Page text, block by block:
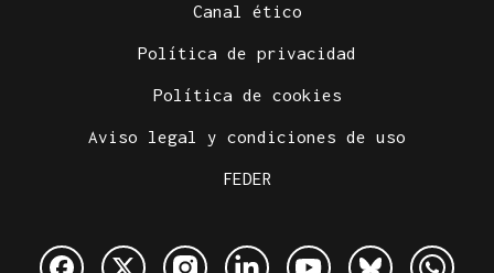
Canal ético
Política de privacidad
Política de cookies
Aviso legal y condiciones de uso
FEDER